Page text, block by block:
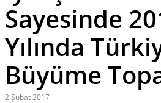
Sayesinde
Yılında
Büyüme
2 Şubat 2017